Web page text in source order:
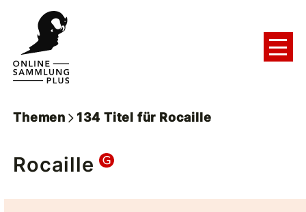
Themen 134 Titel für Rocaille
Rocaille